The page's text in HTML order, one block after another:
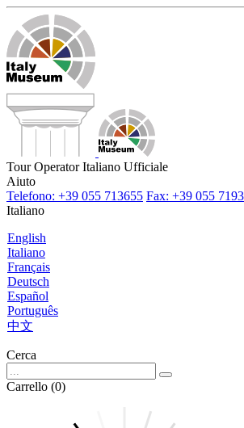
Tour Operator Italiano Ufficiale
Aiuto
Telefono: +39 055 713655 Fax: +39 055
Italiano
English
Italiano
Français
Deutsch
Español
Português
中文
Cerca
Carrello (0)